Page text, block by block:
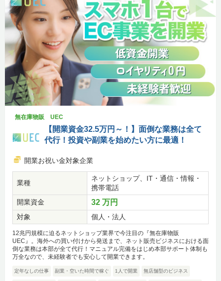
無在庫物販 UEC
【開業資金32.5万円～！】面倒な業務は全て
代行！投資や副業を始めたい方に最適！
開業お祝い金対象企業
業種
ネットショップ、IT・通信・情報・
携帯電話
開業資金
32 万円
対象 個人・法人
12兆円規模に迫るネットショップ業界で今注目の『無在庫物販
UEC』。海外への買い付けから発送まで、ネット販売ビジネスにおける面
倒な業務は本部が全て代行！マニュアル完備をはじめ本部サポート体制も
万全なので、未経験者でも安心して開業できます。
定年なしの仕事 副業・空いた時間で稼ぐ 1人で開業 無店舗型のビジネス